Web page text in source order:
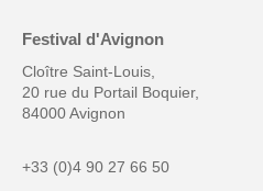
Festival d'Avignon
Cloître Saint-Louis,
20 rue du Portail Boquier,
84000 Avignon
+33 (0)4 90 27 66 50